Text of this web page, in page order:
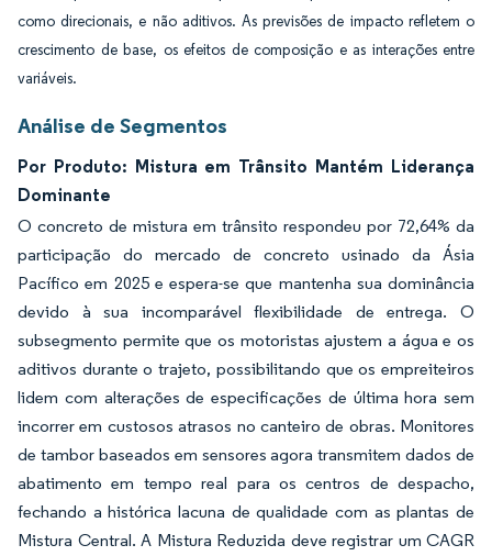
como direcionais, e não aditivos. As previsões de impacto refletem o
crescimento de base, os efeitos de composição e as interações entre
variáveis.
Análise de Segmentos
Por Produto: Mistura em Trânsito Mantém Liderança
Dominante
O concreto de mistura em trânsito respondeu por 72,64% da
participação do mercado de concreto usinado da Ásia
Pacífico em 2025 e espera-se que mantenha sua dominância
devido à sua incomparável flexibilidade de entrega. O
subsegmento permite que os motoristas ajustem a água e os
aditivos durante o trajeto, possibilitando que os empreiteiros
lidem com alterações de especificações de última hora sem
incorrer em custosos atrasos no canteiro de obras. Monitores
de tambor baseados em sensores agora transmitem dados de
abatimento em tempo real para os centros de despacho,
fechando a histórica lacuna de qualidade com as plantas de
Mistura Central. A Mistura Reduzida deve registrar um CAGR